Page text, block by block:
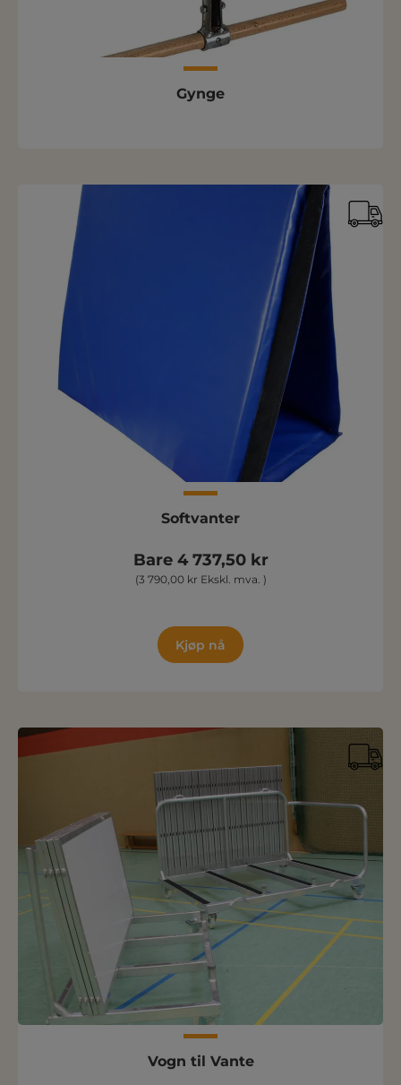
Gynge
Softvanter
Bare 4 737,50 kr
(3 790,00 kr Ekskl. mva. )
Kjøp nå
Vogn til Vante